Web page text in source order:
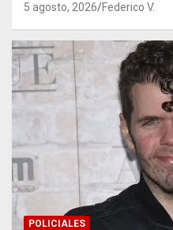
5 agosto, 2026 Federico V.
POLICIALES